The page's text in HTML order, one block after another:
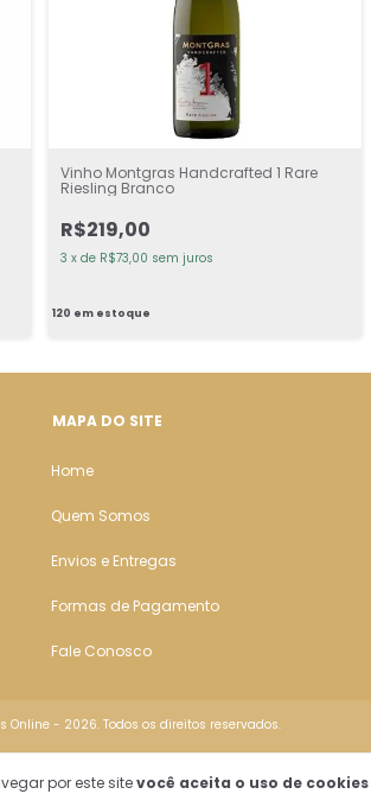
por este sitevocê aceita o uso de cookies
Vinho Montgras Handcrafted 1 Rare
Riesling Branco
R$219,00
3 x de R$73,00 sem juros
120 em estoque
MAPA DO SITE
Home
Quem Somos
Envios e Entregas
Formas de Pagamento
Fale Conosco
- 2026. Todos os direitos reservados.